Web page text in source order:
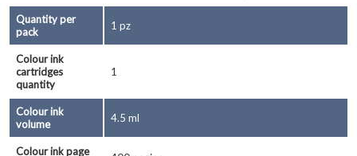
Quantity per
pack
1 pz
Colour ink
cartridges
quantity
1
Colour ink
volume
4.5 ml
Colour ink page